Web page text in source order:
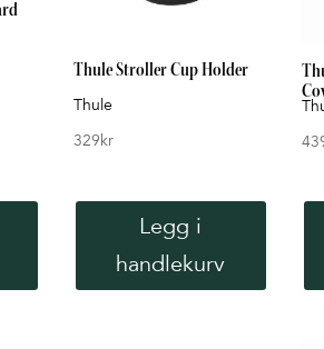
Thule Stroller Cup Holder
Thule
329kr
Legg i
handlekurv